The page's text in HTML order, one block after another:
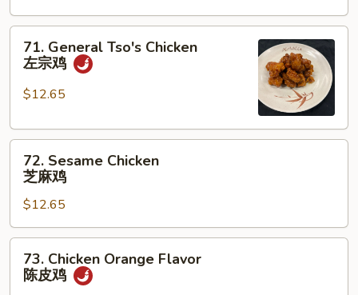
古
鸡
General
Tso's
Chicken
宗
71. General Tso's Chicken
左宗鸡
$12.65
Sesame
Chicken
麻
鸡
72. Sesame Chicken
芝麻鸡
$12.65
Chicken
Orange
73. Chicken Orange Flavor
陈皮鸡